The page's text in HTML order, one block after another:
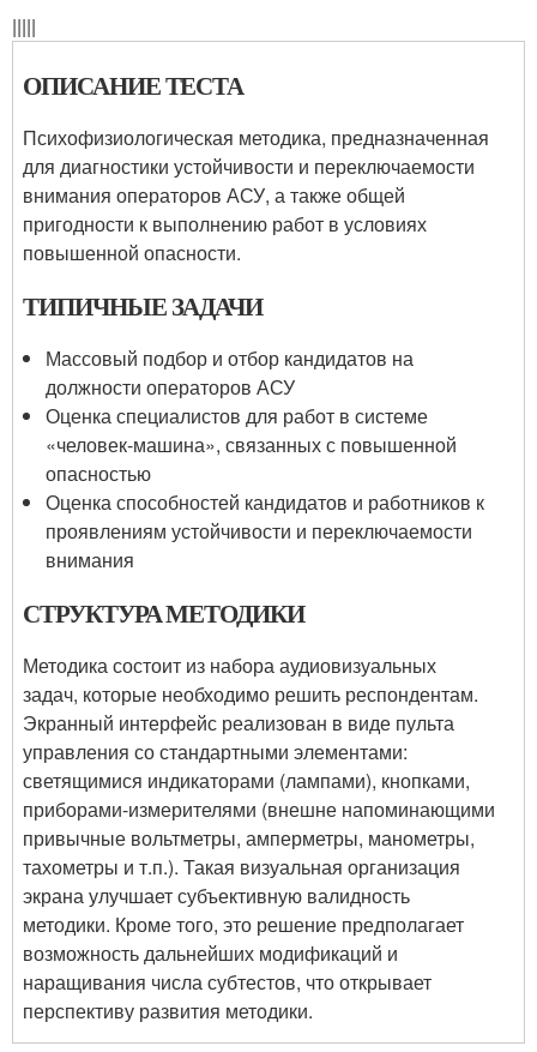
|||||
ОПИСАНИЕ ТЕСТА
Психофизиологическая методика, предназначенная
для диагностики устойчивости и переключаемости
внимания операторов АСУ, а также общей
пригодности к выполнению работ в условиях
повышенной опасности.
ТИПИЧНЫЕ ЗАДАЧИ
Массовый подбор и отбор кандидатов на
должности операторов АСУ
Оценка специалистов для работ в системе
«человек-машина», связанных с повышенной
опасностью
Оценка способностей кандидатов и работников к
проявлениям устойчивости и переключаемости
внимания
СТРУКТУРА МЕТОДИКИ
Методика состоит из набора аудиовизуальных
задач, которые необходимо решить респондентам.
Экранный интерфейс реализован в виде пульта
управления со стандартными элементами:
светящимися индикаторами (лампами), кнопками,
приборами-измерителями (внешне напоминающими
привычные вольтметры, амперметры, манометры,
тахометры и т.п.). Такая визуальная организация
экрана улучшает субъективную валидность
методики. Кроме того, это решение предполагает
возможность дальнейших модификаций и
наращивания числа субтестов, что открывает
перспективу развития методики.